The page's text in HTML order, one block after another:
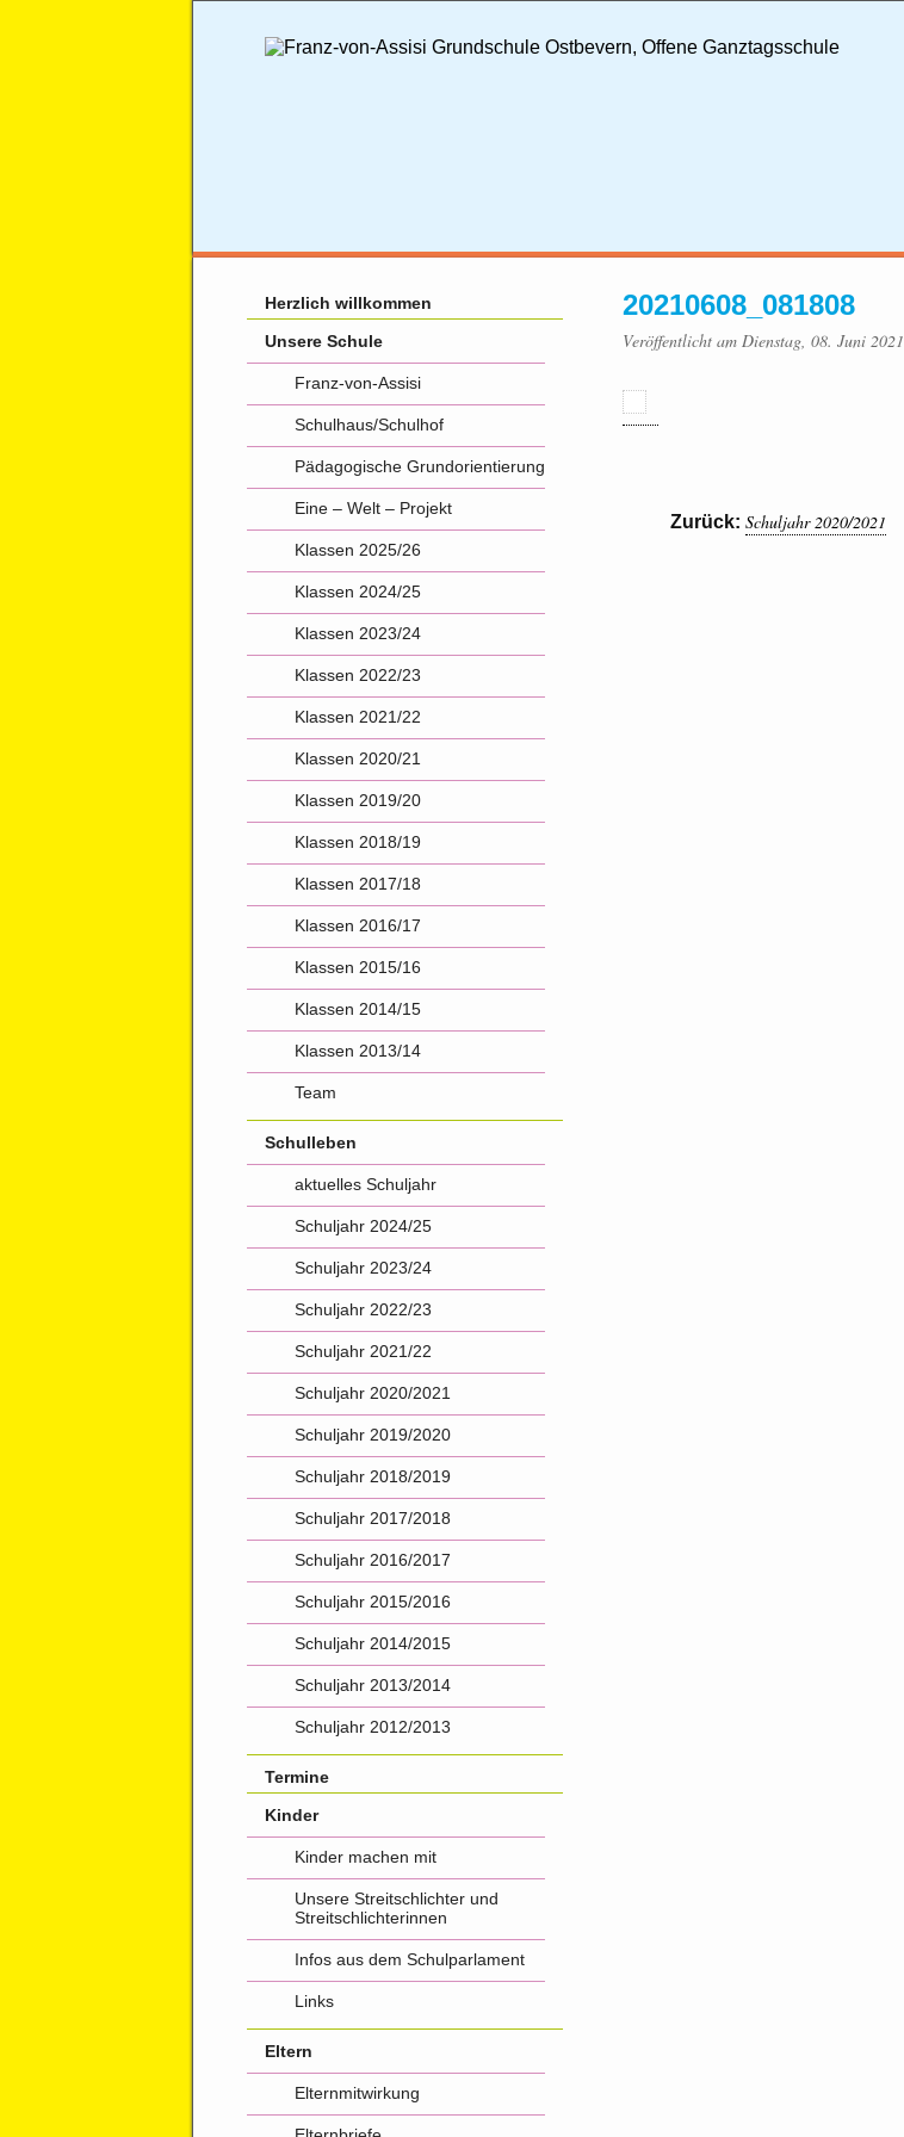
20210608_081808
Veröffentlicht am Dienstag, 08. Juni 2021
Zurück: Schuljahr 2020/2021
Herzlich willkommen
Unsere Schule
Franz-von-Assisi
Schulhaus/Schulhof
Pädagogische Grundorientierung
Eine – Welt – Projekt
Klassen 2025/26
Klassen 2024/25
Klassen 2023/24
Klassen 2022/23
Klassen 2021/22
Klassen 2020/21
Klassen 2019/20
Klassen 2018/19
Klassen 2017/18
Klassen 2016/17
Klassen 2015/16
Klassen 2014/15
Klassen 2013/14
Team
Schulleben
aktuelles Schuljahr
Schuljahr 2024/25
Schuljahr 2023/24
Schuljahr 2022/23
Schuljahr 2021/22
Schuljahr 2020/2021
Schuljahr 2019/2020
Schuljahr 2018/2019
Schuljahr 2017/2018
Schuljahr 2016/2017
Schuljahr 2015/2016
Schuljahr 2014/2015
Schuljahr 2013/2014
Schuljahr 2012/2013
Termine
Kinder
Kinder machen mit
Unsere Streitschlichter und
Streitschlichterinnen
Infos aus dem Schulparlament
Links
Eltern
Elternmitwirkung